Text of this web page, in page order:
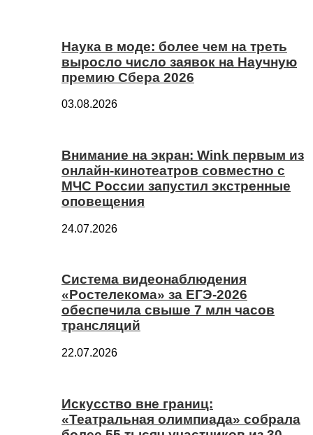
Наука в моде: более чем на треть
выросло число заявок на Научную
премию Сбера 2026
03.08.2026
Внимание на экран: Wink первым из
онлайн-кинотеатров совместно с
МЧС России запустил экстренные
оповещения
24.07.2026
Система видеонаблюдения
«Ростелекома» за ЕГЭ-2026
обеспечила свыше 7 млн часов
трансляций
22.07.2026
Искусство вне границ:
«Театральная олимпиада» собрала